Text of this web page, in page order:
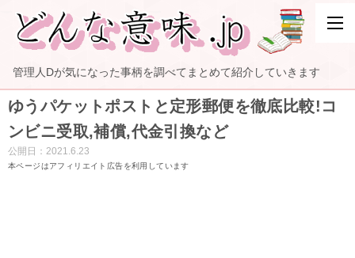
管理人Dが気になった事柄を調べてまとめて紹介していきます
ゆうパケットポストと定形郵便を徹底比較!コ
ンビニ受取,補償,代金引換など
公開日： 2021.6.23
本ページはアフィリエイト広告を利用しています